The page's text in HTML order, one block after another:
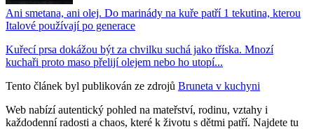
Ani smetana, ani olej. Do marinády na kuře patří 1 tekutina, kterou
Italové používají po generace
Kuřecí prsa dokážou být za chvilku suchá jako tříska. Mnozí
kuchaři proto maso přelijí olejem nebo ho utopí...
Tento článek byl publikován ze zdrojů Bruneta v kuchyni
Web nabízí autentický pohled na mateřství, rodinu, vztahy i
každodenní radosti a chaos, které k životu s dětmi patří. Najdete tu